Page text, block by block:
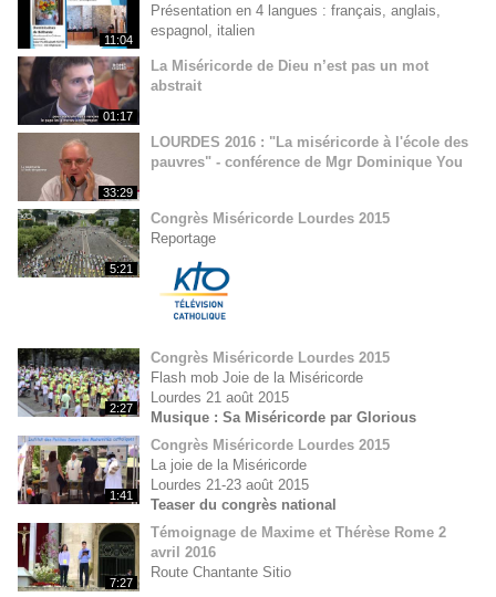
11:04
Présentation en 4 langues : français, anglais,
espagnol, italien
01:17
La Miséricorde de Dieu n’est pas un mot
abstrait
33:29
LOURDES 2016 : "La miséricorde à l'école des
pauvres" - conférence de Mgr Dominique You
5:21
Congrès Miséricorde Lourdes 2015
Reportage
2:27
Congrès Miséricorde Lourdes 2015
Flash mob Joie de la Miséricorde
Lourdes 21 août 2015
Musique : Sa Miséricorde par Glorious
1:41
Congrès Miséricorde Lourdes 2015
La joie de la Miséricorde
Lourdes 21-23 août 2015
Teaser du congrès national
7:27
Témoignage de Maxime et Thérèse Rome 2
avril 2016
Route Chantante Sitio